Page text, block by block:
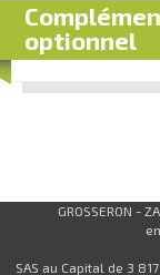
optionnel
GROSSERON -
SAS au Capital de 3